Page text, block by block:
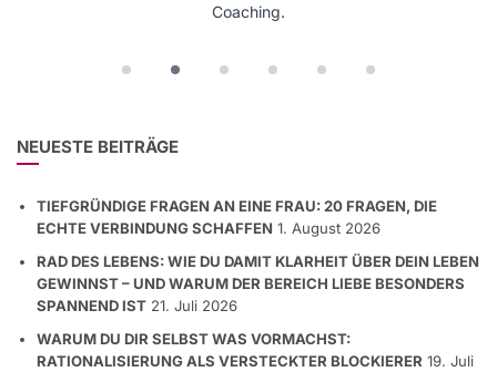
Coaching.
NEUESTE BEITRÄGE
TIEFGRÜNDIGE FRAGEN AN EINE FRAU: 20 FRAGEN, DIE
ECHTE VERBINDUNG SCHAFFEN 1. August 2026
RAD DES LEBENS: WIE DU DAMIT KLARHEIT ÜBER DEIN LEBEN
GEWINNST – UND WARUM DER BEREICH LIEBE BESONDERS
SPANNEND IST 21. Juli 2026
WARUM DU DIR SELBST WAS VORMACHST:
RATIONALISIERUNG ALS VERSTECKTER BLOCKIERER 19. Juli